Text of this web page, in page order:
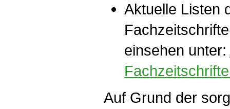
Aktuelle Listen
einsehen unter:
Auf Grund der